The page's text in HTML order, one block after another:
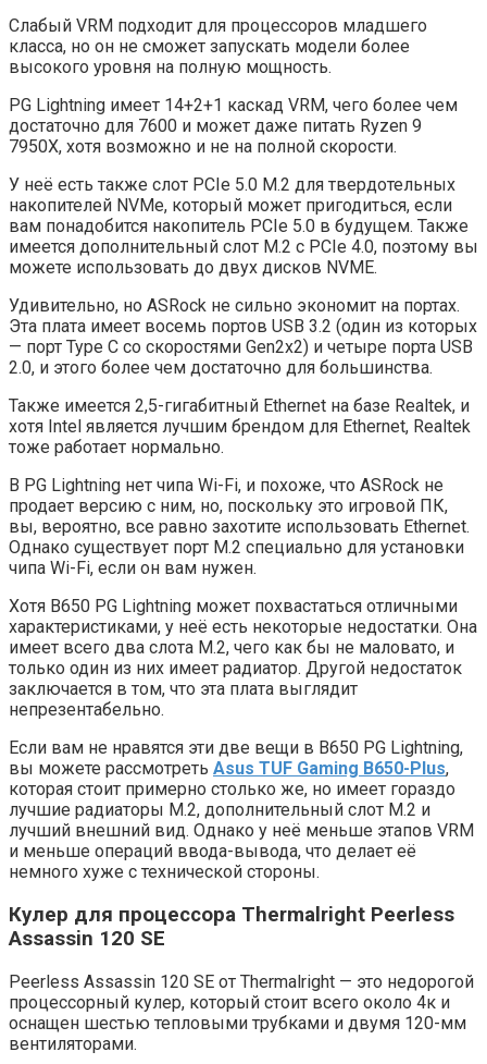
Слабый VRM подходит для процессоров младшего
класса, но он не сможет запускать модели более
высокого уровня на полную мощность.
PG Lightning имеет 14+2+1 каскад VRM, чего более чем
достаточно для 7600 и может даже питать Ryzen 9
7950X, хотя возможно и не на полной скорости.
У неё есть также слот PCIe 5.0 M.2 для твердотельных
накопителей NVMe, который может пригодиться, если
вам понадобится накопитель PCIe 5.0 в будущем. Также
имеется дополнительный слот M.2 с PCIe 4.0, поэтому вы
можете использовать до двух дисков NVME.
Удивительно, но ASRock не сильно экономит на портах.
Эта плата имеет восемь портов USB 3.2 (один из которых
— порт Type C со скоростями Gen2x2) и четыре порта USB
2.0, и этого более чем достаточно для большинства.
Также имеется 2,5-гигабитный Ethernet на базе Realtek, и
хотя Intel является лучшим брендом для Ethernet, Realtek
тоже работает нормально.
В PG Lightning нет чипа Wi-Fi, и похоже, что ASRock не
продает версию с ним, но, поскольку это игровой ПК,
вы, вероятно, все равно захотите использовать Ethernet.
Однако существует порт M.2 специально для установки
чипа Wi-Fi, если он вам нужен.
Хотя B650 PG Lightning может похвастаться отличными
характеристиками, у неё есть некоторые недостатки. Она
имеет всего два слота M.2, чего как бы не маловато, и
только один из них имеет радиатор. Другой недостаток
заключается в том, что эта плата выглядит
непрезентабельно.
Если вам не нравятся эти две вещи в B650 PG Lightning,
вы можете рассмотреть Asus TUF Gaming B650-Plus,
которая стоит примерно столько же, но имеет гораздо
лучшие радиаторы M.2, дополнительный слот M.2 и
лучший внешний вид. Однако у неё меньше этапов VRM
и меньше операций ввода-вывода, что делает её
немного хуже с технической стороны.
Кулер для процессора Thermalright Peerless
Assassin 120 SE
Peerless Assassin 120 SE от Thermalright — это недорогой
процессорный кулер, который стоит всего около 4к и
оснащен шестью тепловыми трубками и двумя 120-мм
вентиляторами.